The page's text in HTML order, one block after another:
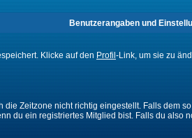
Benutzerangaben und
Klicke auf den Profil -Link, um sie zu
Zeitzone nicht richtig eingestellt. Falls dem
du ein registriertes Mitglied bist. Falls du also